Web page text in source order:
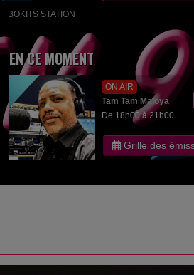
BOKITS STATION
EN CE MOMENT
ON AIR
Tam Tam Maloya
De 18h00 à 21h00
Grille des